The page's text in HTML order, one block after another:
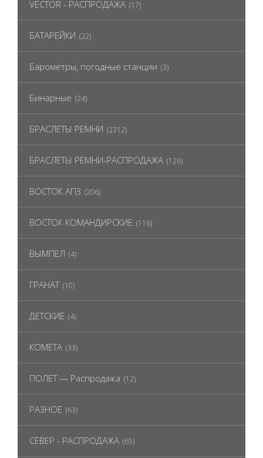
VECTOR - РАСПРОДАЖА (17)
БАТАРЕЙКИ (22)
Барометры, погодные станции (3)
Бинарные (24)
БРАСЛЕТЫ РЕМНИ (2312)
БРАСЛЕТЫ РЕМНИ-РАСПРОДАЖА (126)
ВОСТОК АПЗ (206)
ВОСТОК КОМАНДИРСКИЕ (116)
ВЫМПЕЛ (4)
ГРАНАТ (10)
ДЕТСКИЕ (4)
КОМЕТА (33)
ПОЛЕТ — Распродажа (12)
РАЗНОЕ (63)
СЕВЕР - РАСПРОДАЖА (65)